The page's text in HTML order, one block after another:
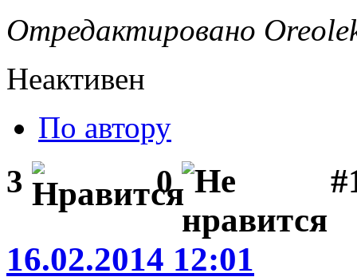
Отредактировано
Неактивен
По автору
3 0
16.02.2014 12:01